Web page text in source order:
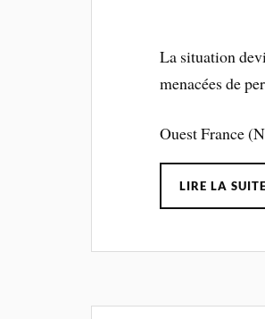
La situation
menacées de
Ouest France
LIRE LA SUITE